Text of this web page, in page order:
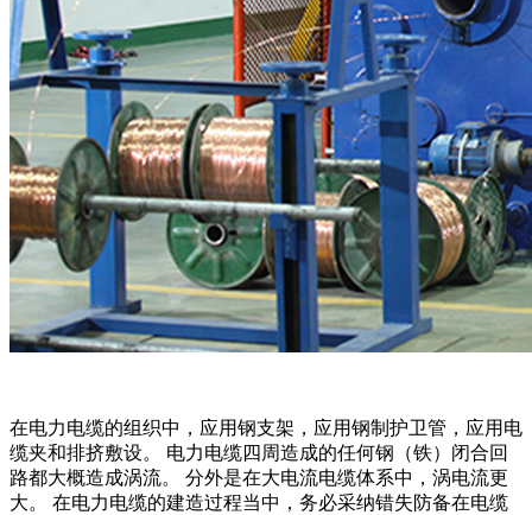
在电力电缆的组织中，应用钢支架，应用钢制护卫管，应用电
缆夹和排挤敷设。 电力电缆四周造成的任何钢（铁）闭合回
路都大概造成涡流。 分外是在大电流电缆体系中，涡电流更
大。 在电力电缆的建造过程当中，务必采纳错失防备在电缆